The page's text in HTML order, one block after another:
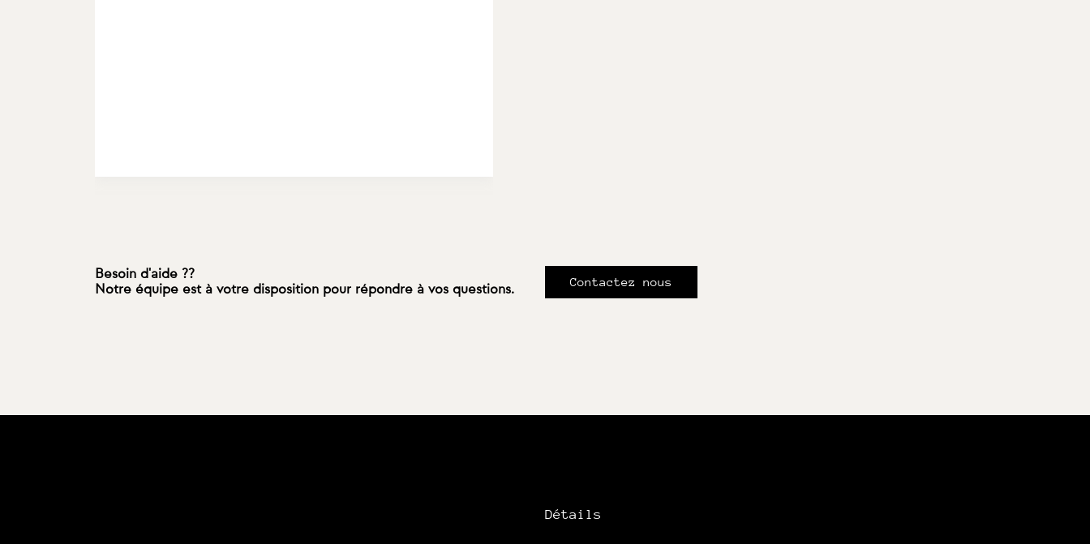
Besoin d'aide ??
Notre équipe est à votre disposition pour répondre à vos questions.
Contactez nous
Détails